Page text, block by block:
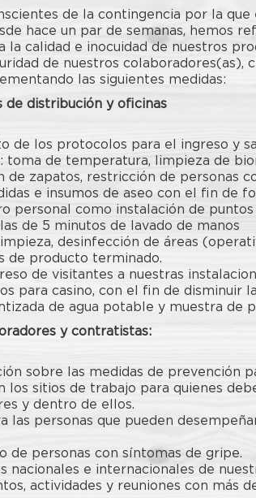
de la contingencia por la que
hace un par de semanas, hemos
la calidad e inocuidad de nuestros
de nuestros colaboradores(as),
las siguientes medidas:
de distribución y oficinas
de los protocolos para el ingreso y
toma de temperatura, limpieza de
de zapatos, restricción de personas
e insumos de aseo con el fin de
personal como instalación de
de 5 minutos de lavado de manos
desinfección de áreas
de producto terminado.
de visitantes a nuestras
para casino, con el fin de disminuir
de agua potable y muestra de
y contratistas:
sobre las medidas de prevención
los sitios de trabajo para quienes
y dentro de ellos.
las personas que pueden
de personas con síntomas de gripe.
nacionales e internacionales de
actividades y reuniones con más